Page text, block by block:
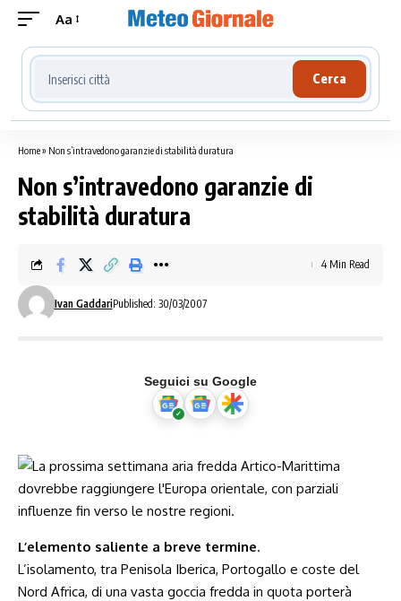
Aa
Cerca località meteo
Cerca
Home» Non s’intravedono garanzie di stabilità duratura
Non s’intravedono garanzie di
stabilità duratura
Ivan GaddariPublished: 30/03/2007
4 Min Read
Seguici su Google
L’elemento saliente a breve termine.
L’isolamento, tra Penisola Iberica, Portogallo e coste del
Nord Africa, di una vasta goccia fredda in quota porterà